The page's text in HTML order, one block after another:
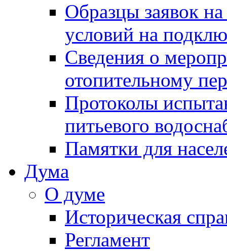
Образцы заявок
условий на
Сведения о
отопительному
Протоколы
питьевого
Памятки для
Дума
О думе
Историческая
Регламент